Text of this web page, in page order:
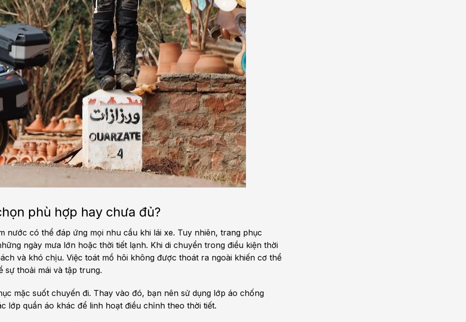
phù hợp hay chưa đủ?
nước có thể đáp ứng mọi nhu cầu khi lái xe. Tuy nhiên, trang phục
ngày mưa lớn hoặc thời tiết lạnh. Khi di chuyển trong điều kiện thời
và khó chịu. Việc toát mồ hôi không được thoát ra ngoài khiến cơ thể
sự thoải mái và tập trung.
mặc suốt chuyến đi. Thay vào đó, bạn nên sử dụng lớp áo chống
lớp quần áo khác để linh hoạt điều chỉnh theo thời tiết.